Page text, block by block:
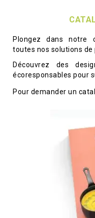
Plongez dans notre
toutes nos solutions de
Découvrez des
écoresponsables pour
Pour demander un